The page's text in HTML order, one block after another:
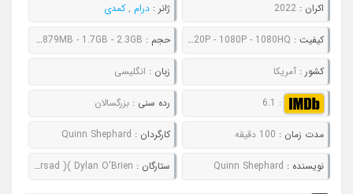
اکران :2022 ژانر : درام ,کمدی
کیفیت : 480P - 720P - 1080P - 1080HQ حجم : 619MB - 879MB - 1.7GB - 2.3GB
کشور :آمریکا زبان : انگلیسی
:
6.1 رده سنی : بزرگسالان
مدت زمان : 100 دقیقه کارگردان : Quinn Shephard
نویسنده : Quinn Shephard ستارگان : Zoey Deutch )( Mia Isaac )( Negin Farsad )( Dylan O'Brien